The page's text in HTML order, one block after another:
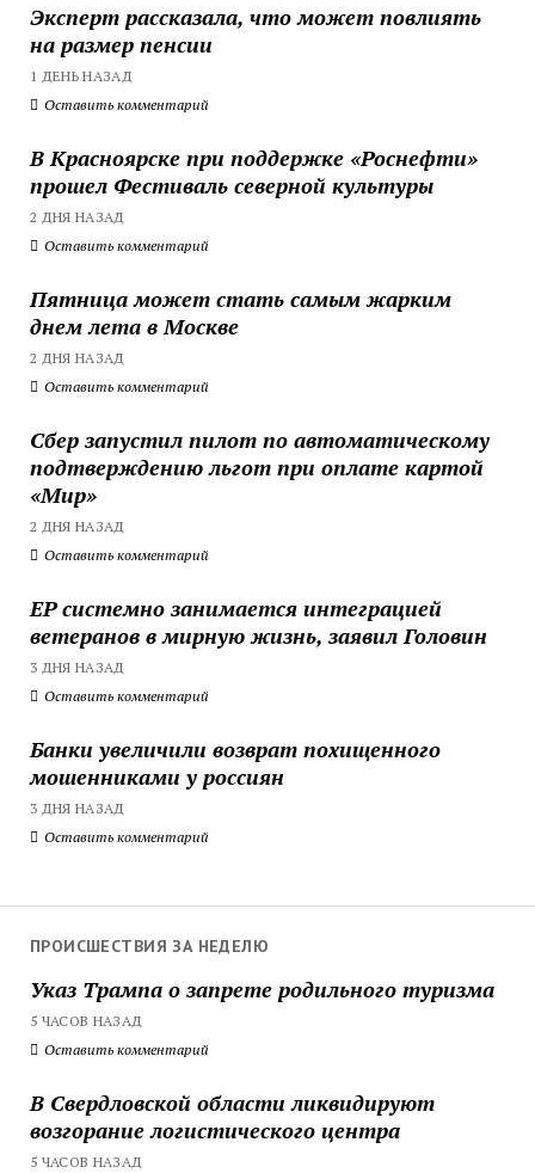
Эксперт рассказала, что может повлиять
на размер пенсии
1 ДЕНЬ НАЗАД
Оставить комментарий
В Красноярске при поддержке «Роснефти»
прошел Фестиваль северной культуры
2 ДНЯ НАЗАД
Оставить комментарий
Пятница может стать самым жарким
днем лета в Москве
2 ДНЯ НАЗАД
Оставить комментарий
Сбер запустил пилот по автоматическому
подтверждению льгот при оплате картой
«Мир»
2 ДНЯ НАЗАД
Оставить комментарий
ЕР системно занимается интеграцией
ветеранов в мирную жизнь, заявил Головин
3 ДНЯ НАЗАД
Оставить комментарий
Банки увеличили возврат похищенного
мошенниками у россиян
3 ДНЯ НАЗАД
Оставить комментарий
ПРОИСШЕСТВИЯ ЗА НЕДЕЛЮ
Указ Трампа о запрете родильного туризма
5 ЧАСОВ НАЗАД
Оставить комментарий
В Свердловской области ликвидируют
возгорание логистического центра
5 ЧАСОВ НАЗАД